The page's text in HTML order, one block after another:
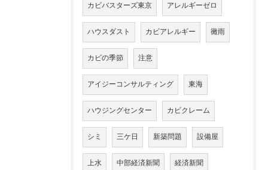
カビバスターズ東京 アレルギーゼロ
ハウスダスト カビアレルギー 黴雨
カビの季節 注意
アイジーコンサルティング 東海
ハウジングセンター カビクレーム
シミ 三ケ日 新築問題 設備屋
上水 中部経済新聞 経済新聞